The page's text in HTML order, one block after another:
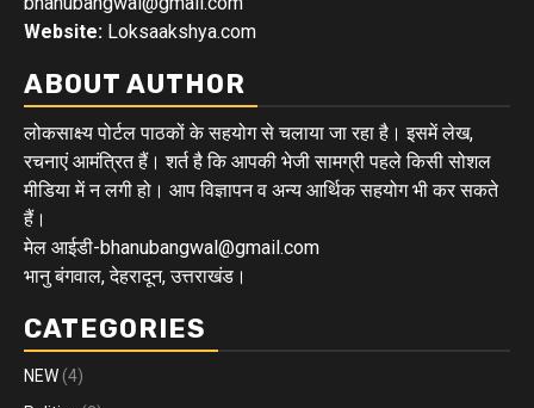
Website: Loksaakshya.com
ABOUT AUTHOR
लोकसाक्ष्य पोर्टल पाठकों के सहयोग से चलाया जा रहा है। इसमें लेख,
रचनाएं आमंत्रित हैं। शर्त है कि आपकी भेजी सामग्री पहले किसी सोशल
मीडिया में न लगी हो। आप विज्ञापन व अन्य आर्थिक सहयोग भी कर सकते
हैं।
मेल आईडी-bhanubangwal@gmail.com
भानु बंगवाल, देहरादून, उत्तराखंड।
CATEGORIES
NEW (4)